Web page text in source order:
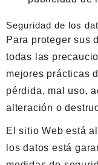
Seguridad de los
Para proteger sus
todas las
mejores prácticas
pérdida, mal uso,
alteración o
El sitio Web está
los datos está